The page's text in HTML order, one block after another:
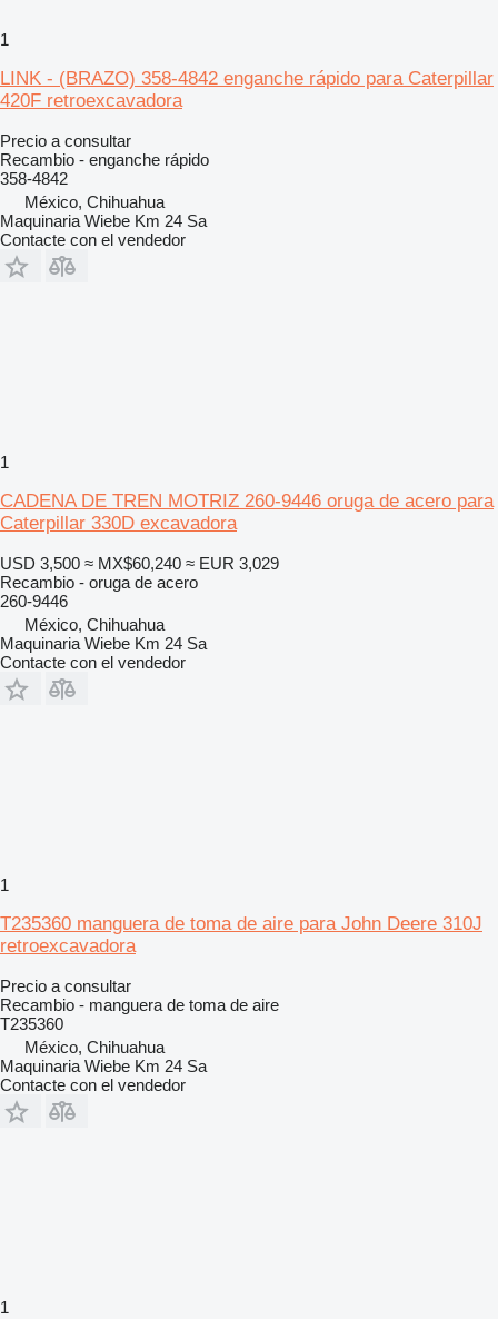
1
LINK - (BRAZO) 358-4842 enganche rápido para Caterpillar
420F retroexcavadora
Precio a consultar
Recambio - enganche rápido
358-4842
México, Chihuahua
Maquinaria Wiebe Km 24 Sa
Contacte con el vendedor
1
CADENA DE TREN MOTRIZ 260-9446 oruga de acero para
Caterpillar 330D excavadora
USD 3,500 ≈ MX$60,240 ≈ EUR 3,029
Recambio - oruga de acero
260-9446
México, Chihuahua
Maquinaria Wiebe Km 24 Sa
Contacte con el vendedor
1
T235360 manguera de toma de aire para John Deere 310J
retroexcavadora
Precio a consultar
Recambio - manguera de toma de aire
T235360
México, Chihuahua
Maquinaria Wiebe Km 24 Sa
Contacte con el vendedor
1